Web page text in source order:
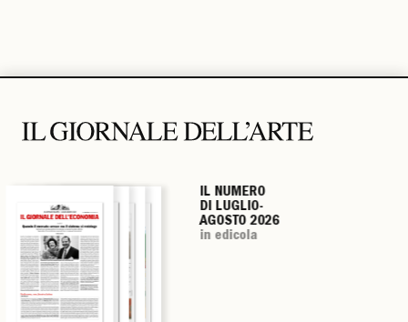
IL NUMERO
DI LUGLIO-
AGOSTO 2026
in edicola
IL NUMERO
DI LUGLIO-
AGOSTO 2026
in edicola
IL NUMERO
DI LUGLIO-
AGOSTO 2026
in edicola
IL NUMERO
DI LUGLIO-
AGOSTO 2026
in edicola